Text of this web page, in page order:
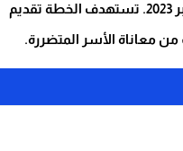
مع الظروف الطارئة التي يمر بها قطاع غزة، بدأت الجمعية تنفيذ خطة طوارئ بتاريخ 9 أكتوبر 2023. تستهدف الخطة تقديم
معاناة الأسر المتضررة.